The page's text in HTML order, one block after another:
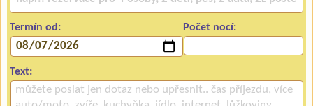
Termín od: Počet nocí:
Text: